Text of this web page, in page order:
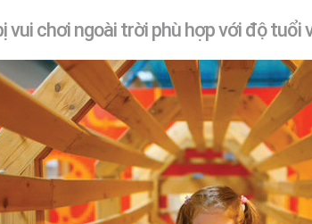
vui chơi ngoài trời phù hợp với độ tuổi